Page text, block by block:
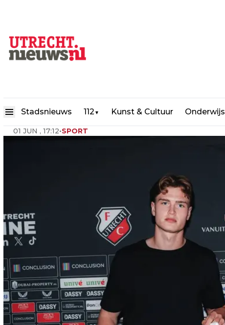
Stadsnieuws 112 ▼ Kunst & Cultuur
FC Utrecht versterkt zich met
01 JUN , 17:12•SPORT